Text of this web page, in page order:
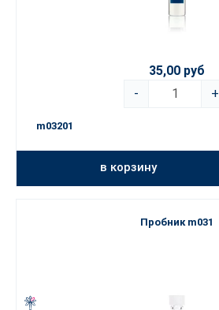
35,00 руб
-
+
m03201
в корзину
Пробник m031